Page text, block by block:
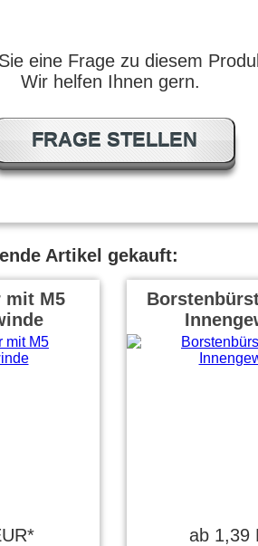
eine Frage zu diesem
Wir helfen Ihnen gern.
FRAGE STELLEN
Artikel gekauft:
mit M5
ab 1,39